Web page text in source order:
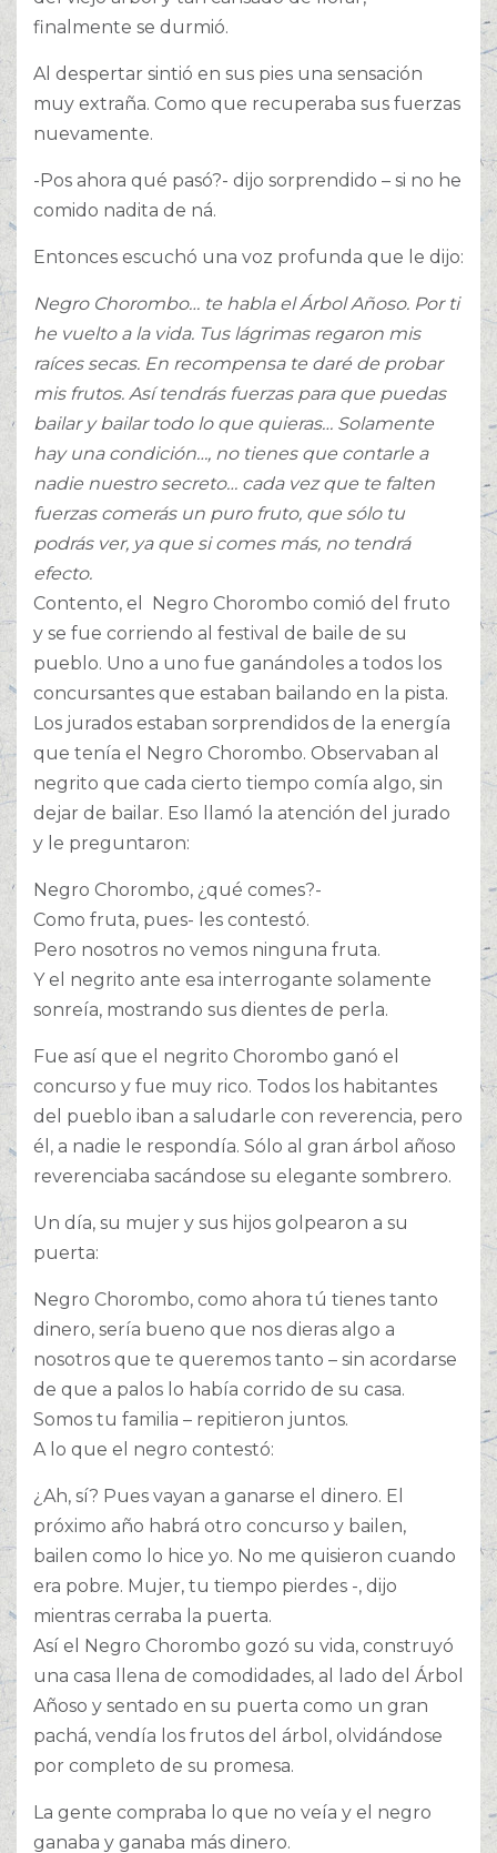
finalmente se durmió.
Al despertar sintió en sus pies una sensación
muy extraña. Como que recuperaba sus fuerzas
nuevamente.
-Pos ahora qué pasó?- dijo sorprendido – si no he
comido nadita de ná.
Entonces escuchó una voz profunda que le dijo:
Negro Chorombo… te habla el Árbol Añoso. Por ti
he vuelto a la vida. Tus lágrimas regaron mis
raíces secas. En recompensa te daré de probar
mis frutos. Así tendrás fuerzas para que puedas
bailar y bailar todo lo que quieras… Solamente
hay una condición…, no tienes que contarle a
nadie nuestro secreto… cada vez que te falten
fuerzas comerás un puro fruto, que sólo tu
podrás ver, ya que si comes más, no tendrá
efecto.
Contento, el Negro Chorombo comió del fruto
y se fue corriendo al festival de baile de su
pueblo. Uno a uno fue ganándoles a todos los
concursantes que estaban bailando en la pista.
Los jurados estaban sorprendidos de la energía
que tenía el Negro Chorombo. Observaban al
negrito que cada cierto tiempo comía algo, sin
dejar de bailar. Eso llamó la atención del jurado
y le preguntaron:
Negro Chorombo, ¿qué comes?-
Como fruta, pues- les contestó.
Pero nosotros no vemos ninguna fruta.
Y el negrito ante esa interrogante solamente
sonreía, mostrando sus dientes de perla.
Fue así que el negrito Chorombo ganó el
concurso y fue muy rico. Todos los habitantes
del pueblo iban a saludarle con reverencia, pero
él, a nadie le respondía. Sólo al gran árbol añoso
reverenciaba sacándose su elegante sombrero.
Un día, su mujer y sus hijos golpearon a su
puerta:
Negro Chorombo, como ahora tú tienes tanto
dinero, sería bueno que nos dieras algo a
nosotros que te queremos tanto – sin acordarse
de que a palos lo había corrido de su casa.
Somos tu familia – repitieron juntos.
A lo que el negro contestó:
¿Ah, sí? Pues vayan a ganarse el dinero. El
próximo año habrá otro concurso y bailen,
bailen como lo hice yo. No me quisieron cuando
era pobre. Mujer, tu tiempo pierdes -, dijo
mientras cerraba la puerta.
Así el Negro Chorombo gozó su vida, construyó
una casa llena de comodidades, al lado del Árbol
Añoso y sentado en su puerta como un gran
pachá, vendía los frutos del árbol, olvidándose
por completo de su promesa.
La gente compraba lo que no veía y el negro
ganaba y ganaba más dinero.